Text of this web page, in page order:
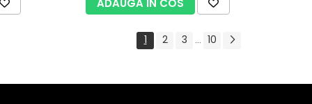
ADAUGA IN COS
1 2 3 ... 10